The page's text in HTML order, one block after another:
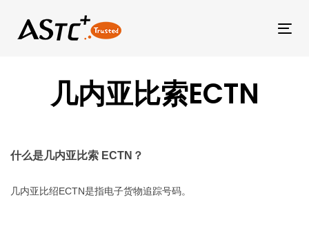
几内亚比索ECTN
什么是几内亚比索 ECTN？
几内亚比绍ECTN是指电子货物追踪号码。